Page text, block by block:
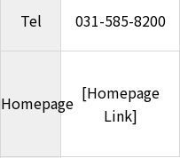
Tel 031-585-8200
Homepage [Homepage
Link]